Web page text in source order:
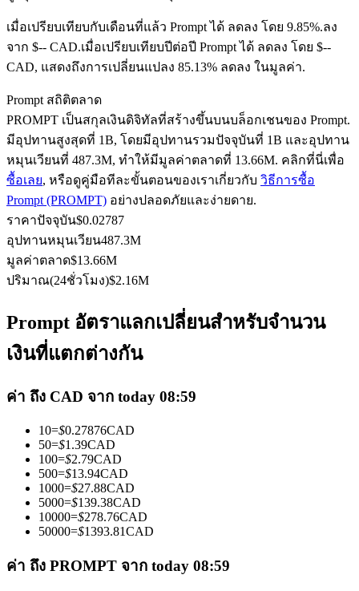
คัดลอกการซื้อขาย
เข้าร่วมกับเทรดเดอร์ชั้นนำ
ลอกการซื้อขาย
เมื่อเปรียบเทียบกับเดือนที่แล้ว Prompt ได้ ลดลง โดย 9.85%.ลง
จาก $-- CAD.เมื่อเปรียบเทียบปีต่อปี Prompt ได้ ลดลง โดย $--
CAD, แสดงถึงการเปลี่ยนแปลง 85.13% ลดลง ในมูลค่า.
Prompt สถิติตลาด
PROMPT เป็นสกุลเงินดิจิทัลที่สร้างขึ้นบนบล็อกเชนของ Prompt.
มีอุปทานสูงสุดที่ 1B, โดยมีอุปทานรวมปัจจุบันที่ 1B และอุปทาน
หมุนเวียนที่ 487.3M, ทำให้มีมูลค่าตลาดที่ 13.66M. คลิกที่นี่เพื่อ
ซื้อเลย, หรือดูคู่มือทีละขั้นตอนของเราเกี่ยวกับ วิธีการซื้อ
Prompt (PROMPT) อย่างปลอดภัยและง่ายดาย.
ราคาปัจจุบัน$0.02787
อุปทานหมุนเวียน487.3M
มูลค่าตลาด$13.66M
ปริมาณ(24ชั่วโมง)$2.16M
Prompt อัตราแลกเปลี่ยนสำหรับจำนวน
เงินที่แตกต่างกัน
ค่า ถึง CAD จาก today 08:59
10=$0.27876CAD
50=$1.39CAD
100=$2.79CAD
500=$13.94CAD
1000=$27.88CAD
5000=$139.38CAD
10000=$278.76CAD
50000=$1393.81CAD
ค่า ถึง PROMPT จาก today 08:59